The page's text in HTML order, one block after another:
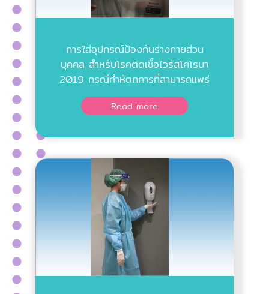
การใส่อุปกรณ์ป้องกันร่างกายส่วน
บุคคล สำหรับโรคติดเชื้อไวรัสโคโรนา
2019 กรณีทำหัตถการที่สามารถแพร่
ผ่านทางละอองฝอยขนาดเล็ก
Read more